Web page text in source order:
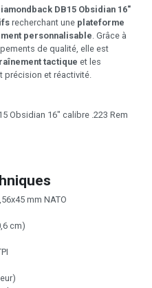
DB15 Obsidian 16"
recherchant une plateforme
personnalisable. Grâce à
de qualité, elle est
tactique et les
précision et réactivité.
Obsidian 16" calibre .223 Rem
mm NATO
cm)